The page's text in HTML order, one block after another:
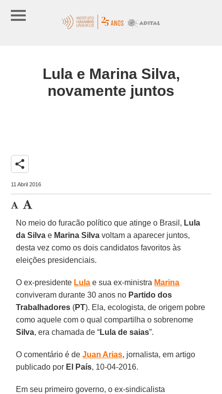
Lula e Marina Silva,
novamente juntos
share
11 Abril 2016
No meio do furacão político que atinge o Brasil, Lula
da Silva e Marina Silva voltam a aparecer juntos,
desta vez como os dois candidatos favoritos às
eleições presidenciais.
O ex-presidente Lula e sua ex-ministra Marina
conviveram durante 30 anos no Partido dos
Trabalhadores (PT). Ela, ecologista, de origem pobre
como aquele com o qual compartilha o sobrenome
Silva, era chamada de “Lula de saias”.
O comentário é deJuan Arias, jornalista, em artigo
publicado por El País, 10-04-2016.
Em seu primeiro governo, o ex-sindicalista